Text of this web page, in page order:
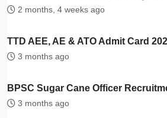
2 months, 4 weeks ago
TTD AEE, AE & ATO Admit Card
3 months ago
BPSC Sugar Cane Officer
3 months ago